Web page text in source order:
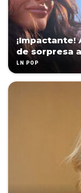
¡Impactante!
de sorpresa
LN POP